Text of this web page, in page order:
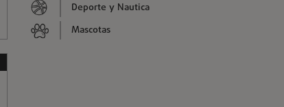
Deporte y Nautica
Mascotas